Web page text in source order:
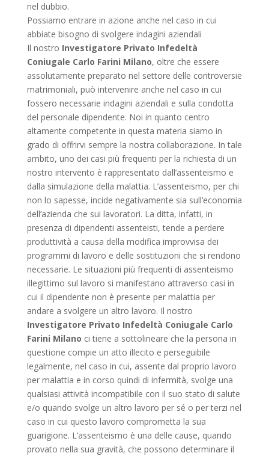
nel dubbio.
Possiamo entrare in azione anche nel caso in cui
abbiate bisogno di svolgere indagini aziendali
Il nostro Investigatore Privato Infedeltà
Coniugale Carlo Farini Milano, oltre che essere
assolutamente preparato nel settore delle controversie
matrimoniali, può intervenire anche nel caso in cui
fossero necessarie indagini aziendali e sulla condotta
del personale dipendente. Noi in quanto centro
altamente competente in questa materia siamo in
grado di offrirvi sempre la nostra collaborazione. In tale
ambito, uno dei casi più frequenti per la richiesta di un
nostro intervento è rappresentato dall’assenteismo e
dalla simulazione della malattia. L’assenteismo, per chi
non lo sapesse, incide negativamente sia sull’economia
dell’azienda che sui lavoratori. La ditta, infatti, in
presenza di dipendenti assenteisti, tende a perdere
produttività a causa della modifica improvvisa dei
programmi di lavoro e delle sostituzioni che si rendono
necessarie. Le situazioni più frequenti di assenteismo
illegittimo sul lavoro si manifestano attraverso casi in
cui il dipendente non è presente per malattia per
andare a svolgere un altro lavoro. Il nostro
Investigatore Privato Infedeltà Coniugale Carlo
Farini Milano ci tiene a sottolineare che la persona in
questione compie un atto illecito e perseguibile
legalmente, nel caso in cui, assente dal proprio lavoro
per malattia e in corso quindi di infermità, svolge una
qualsiasi attività incompatibile con il suo stato di salute
e/o quando svolge un altro lavoro per sé o per terzi nel
caso in cui questo lavoro comprometta la sua
guarigione. L’assenteismo è una delle cause, quando
provato nella sua gravità, che possono determinare il